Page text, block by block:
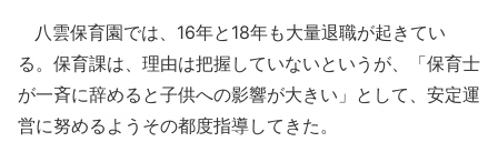
八雲保育園では、16年と18年も大量退職が起きてい
る。保育課は、理由は把握していないというが、「保育士
が一斉に辞めると子供への影響が大きい」として、安定運
営に努めるようその都度指導してきた。